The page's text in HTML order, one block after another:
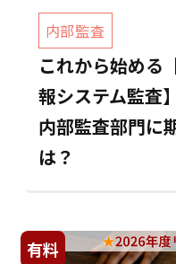
内部監査
これから始める
報システム監査】
内部監査部門に
は？
有料